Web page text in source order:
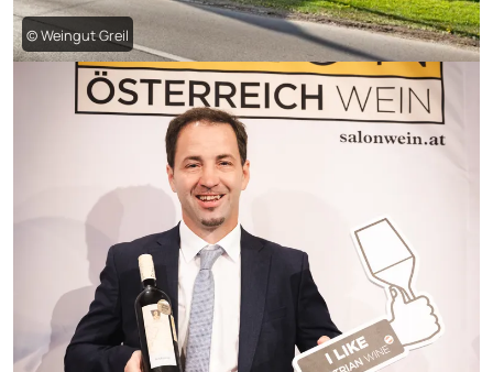
© Weingut Greil